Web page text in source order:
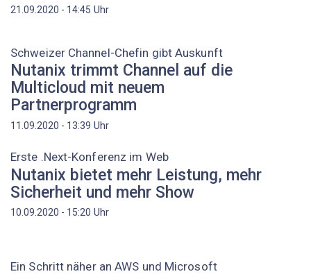
21.09.2020 - 14:45 Uhr
Schweizer Channel-Chefin gibt Auskunft
Nutanix trimmt Channel auf die
Multicloud mit neuem
Partnerprogramm
11.09.2020 - 13:39 Uhr
Erste .Next-Konferenz im Web
Nutanix bietet mehr Leistung, mehr
Sicherheit und mehr Show
10.09.2020 - 15:20 Uhr
Ein Schritt näher an AWS und Microsoft